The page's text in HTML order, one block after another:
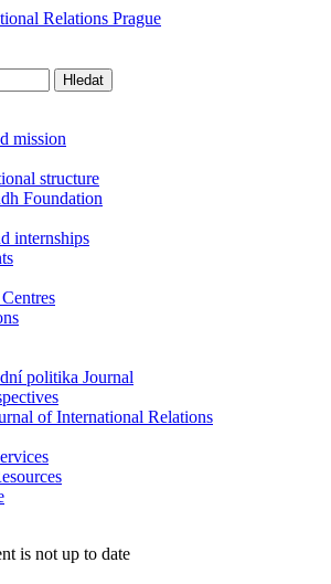
Relations Prague
Hledat
mission
structure
Foundation
internships
politika Journal
of International Relations
is not up to date